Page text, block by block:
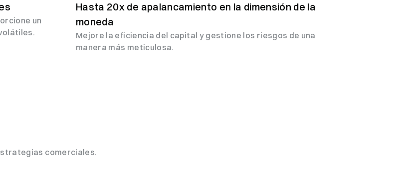
un
Hasta 20x de apalancamiento en la dimensión de la
moneda
Mejore la eficiencia del capital y gestione los riesgos de una
manera más meticulosa.
comerciales.